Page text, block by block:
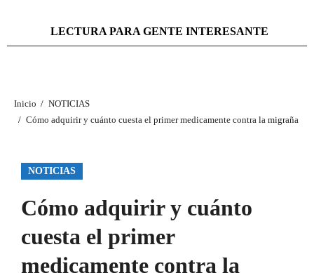
LECTURA PARA GENTE INTERESANTE
Inicio
NOTICIAS
Cómo adquirir y cuánto cuesta el primer medicamente contra la migraña
NOTICIAS
Cómo adquirir y cuánto
cuesta el primer
medicamente contra la